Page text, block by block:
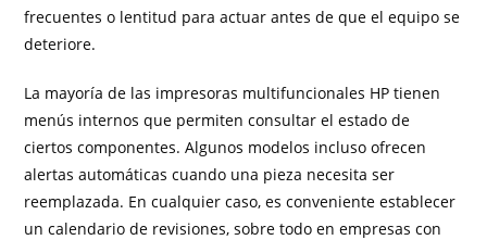
frecuentes o lentitud para actuar antes de que el equipo se
deteriore.
La mayoría de las impresoras multifuncionales HP tienen
menús internos que permiten consultar el estado de
ciertos componentes. Algunos modelos incluso ofrecen
alertas automáticas cuando una pieza necesita ser
reemplazada. En cualquier caso, es conveniente establecer
un calendario de revisiones, sobre todo en empresas con